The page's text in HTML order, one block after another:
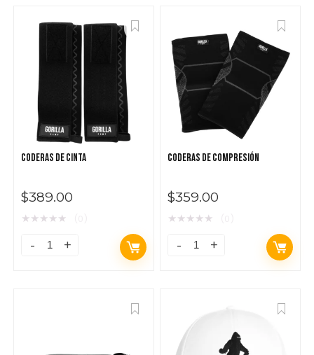
CODERAS DE CINTA
$389.00
★★★★★
CODERAS DE COMPRESIÓN
$359.00
★★★★★